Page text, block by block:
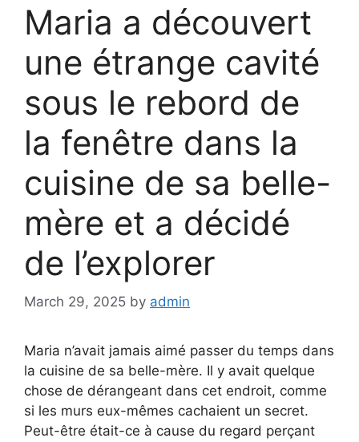
Maria a découvert
une étrange cavité
sous le rebord de
la fenêtre dans la
cuisine de sa belle-
mère et a décidé
de l’explorer
March 29, 2025 by admin
Maria n’avait jamais aimé passer du temps dans
la cuisine de sa belle-mère. Il y avait quelque
chose de dérangeant dans cet endroit, comme
si les murs eux-mêmes cachaient un secret.
Peut-être était-ce à cause du regard perçant